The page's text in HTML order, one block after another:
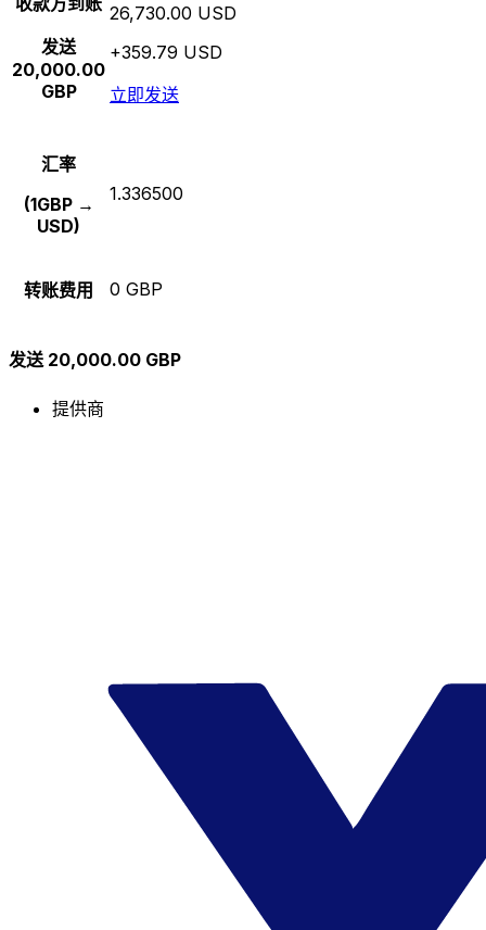
发送
20,000.00
GBP
26,730.00 USD
+359.79 USD
立即发送
汇率
(1GBP →
USD)
1.336500
转账费用 0 GBP
发送 20,000.00 GBP
提供商